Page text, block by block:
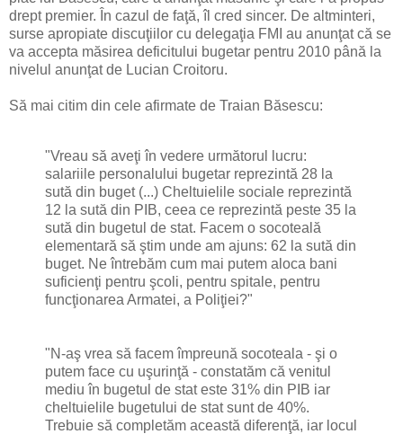
drept premier. În cazul de faţă, îl cred sincer. De altminteri,
surse apropiate discuţiilor cu delegaţia FMI au anunţat că se
va accepta măsirea deficitului bugetar pentru 2010 până la
nivelul anunţat de Lucian Croitoru.
Să mai citim din cele afirmate de Traian Băsescu:
"Vreau să aveţi în vedere următorul lucru:
salariile personalului bugetar reprezintă 28 la
sută din buget (...) Cheltuielile sociale reprezintă
12 la sută din PIB, ceea ce reprezintă peste 35 la
sută din bugetul de stat. Facem o socoteală
elementară să ştim unde am ajuns: 62 la sută din
buget. Ne întrebăm cum mai putem aloca bani
suficienţi pentru şcoli, pentru spitale, pentru
funcţionarea Armatei, a Poliţiei?"
"N-aş vrea să facem împreună socoteala - şi o
putem face cu uşurinţă - constatăm că venitul
mediu în bugetul de stat este 31% din PIB iar
cheltuielile bugetului de stat sunt de 40%.
Trebuie să completăm această diferenţă, iar locul